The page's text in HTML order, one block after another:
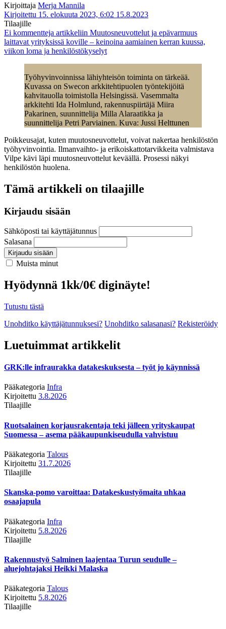
Kirjoittaja Merja Mannila
Kirjoitettu 15. elokuuta 2023, 6:02 15.8.2023
Tilaajille
Ei kommentteja artikkeliin Muutosneuvottelut ja epävarmuus
laittavat yrityksissä koville – keinoina aamiainen kerran kuussa,
viikon loma ja henkilöstökyselyt
Työhyvinvoinnissa lähiyhteisön toiminta on tärkeää.
Kuvassa on Swecon arkkitehtipuolen työntekijöitä
kahvitauolla toimistolla Helsingissä. Vasemmalta
arkkitehti Ida Holmlund, rakennuspiirtäjä Miira
Pakarinen, suunnittelija Milla Alaraatikka ja
suunnittelija Petri Parviainen. Kuva: Jussi Helttunen
Poikkeusajat, kuten muutosneuvottelut, voivat nakertaa henkilöstön
työhyvinvointia. Ilmanvaihto- ja erikoiskattotarvikkeita valmistava
Vilpe kävi läpi muutosneuvottelut keväällä. Prosessi näkyi
henkilöstön huolena.
Tämä artikkeli on tilaajille
Kirjaudu sisään
Sähköposti tai käyttäjätunnus
Salasana
Kirjaudu sisään
Muista minut
Hyödynnä 1kk/0€ diginäyte!
Tutustu tästä
Unohditko käyttäjätunnuksesi? Unohditko salasanasi? Rekisteröidy
Luetuimmat artikkelit
GRK:lle infraurakka datakeskuksesta – työt jo käynnissä
Pääkategoria Infra
Kirjoitettu 3.8.2026
Tilaajille
Ruotsalainen korjausrakentaja teki jälleen yrityskaupat
Suomessa – asema pääkaupunkiseudulla vahvistuu
Pääkategoria Talous
Kirjoitettu 31.7.2026
Tilaajille
Skanska-pomo varoittaa: Datakeskustyömaita uhkaa
osaajapula
Pääkategoria Infra
Kirjoitettu 5.8.2026
Tilaajille
Rakennustyö Salminen laajentaa Turun seudulle –
aluejohtajaksi Heikki Malaska
Pääkategoria Talous
Kirjoitettu 5.8.2026
Tilaajille